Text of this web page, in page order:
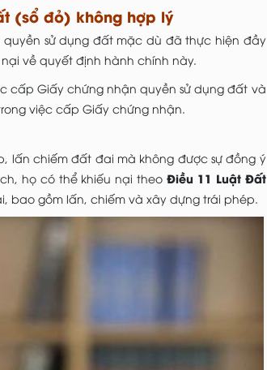
(sổ đỏ) không hợp lý
sử dụng đất mặc dù đã thực hiện đầy
về quyết định hành chính này.
cấp Giấy chứng nhận quyền sử dụng đất và
việc cấp Giấy chứng nhận.
lấn chiếm đất đai mà không được sự đồng ý
họ có thể khiếu nại theo Điều 11 Luật Đất
bao gồm lấn, chiếm và xây dựng trái phép.